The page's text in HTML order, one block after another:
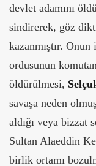
devlet adamını
sindirerek, göz
kazanmıştır. Onun
ordusunun
öldürülmesi,
savaşa neden
aldığı veya bizzat
Sultan Alaeddin
birlik ortamı